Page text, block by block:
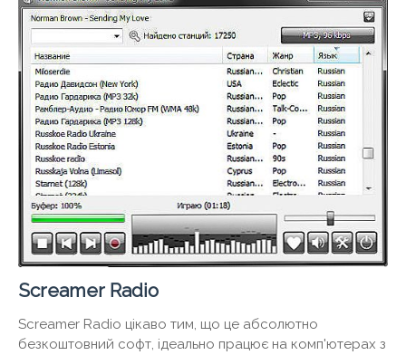
Screamer Radio
Screamer Radio цікаво тим, що це абсолютно
безкоштовний софт, ідеально працює на комп'ютерах з